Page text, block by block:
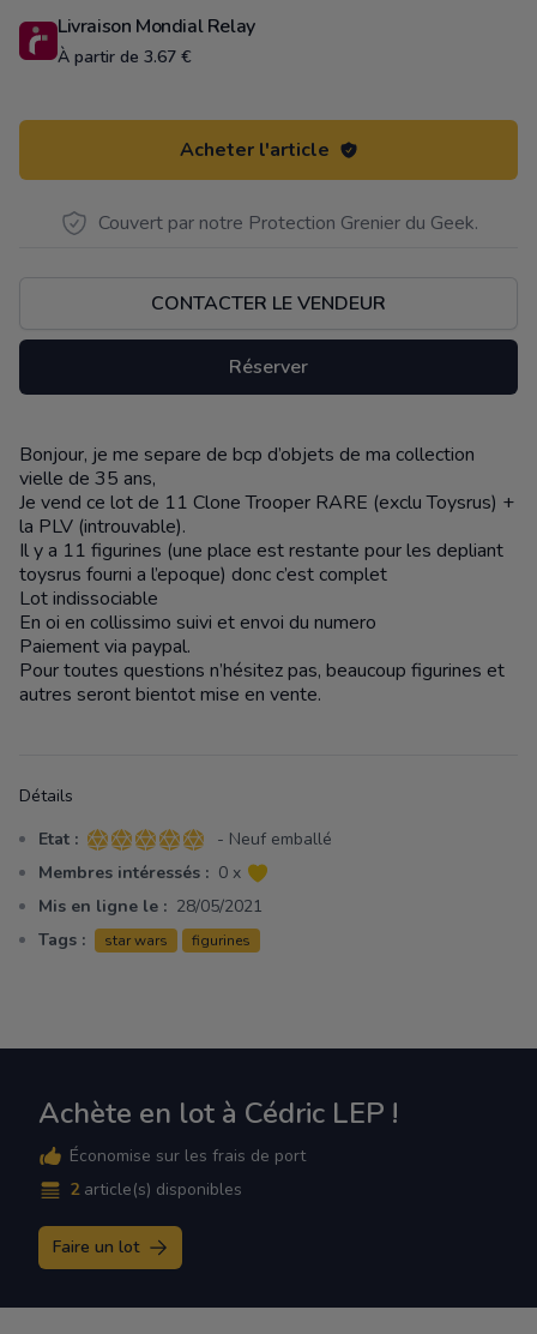
Livraison Mondial Relay
À partir de 3.67 €
Acheter l'article
Couvert par notre Protection Grenier du Geek.
CONTACTER LE VENDEUR
Réserver
Description
Bonjour, je me separe de bcp d’objets de ma collection
vielle de 35 ans,
Je vend ce lot de 11 Clone Trooper RARE (exclu Toysrus) +
la PLV (introuvable).
Il y a 11 figurines (une place est restante pour les depliant
toysrus fourni a l’epoque) donc c’est complet
Lot indissociable
En oi en collissimo suivi et envoi du numero
Paiement via paypal.
Pour toutes questions n’hésitez pas, beaucoup figurines et
autres seront bientot mise en vente.
Détails
Etat : 5 sur 5 étoiles
- Neuf emballé
Membres intéressés : 0 x
Mis en ligne le : 28/05/2021
Tags :
star wars figurines
Achète en lot à Cédric LEP !
Économise sur les frais de port
2 article(s) disponibles
Faire un lot